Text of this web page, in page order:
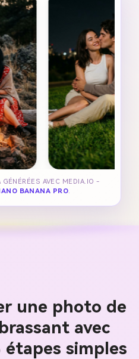
AVEC MEDIA.IO -
BANANA PRO.
une photo de
avec
étapes simples